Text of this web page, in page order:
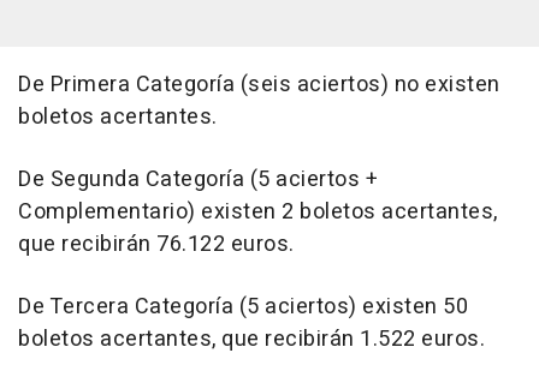
De Primera Categoría (seis aciertos) no existen
boletos acertantes.
De Segunda Categoría (5 aciertos +
Complementario) existen 2 boletos acertantes,
que recibirán 76.122 euros.
De Tercera Categoría (5 aciertos) existen 50
boletos acertantes, que recibirán 1.522 euros.